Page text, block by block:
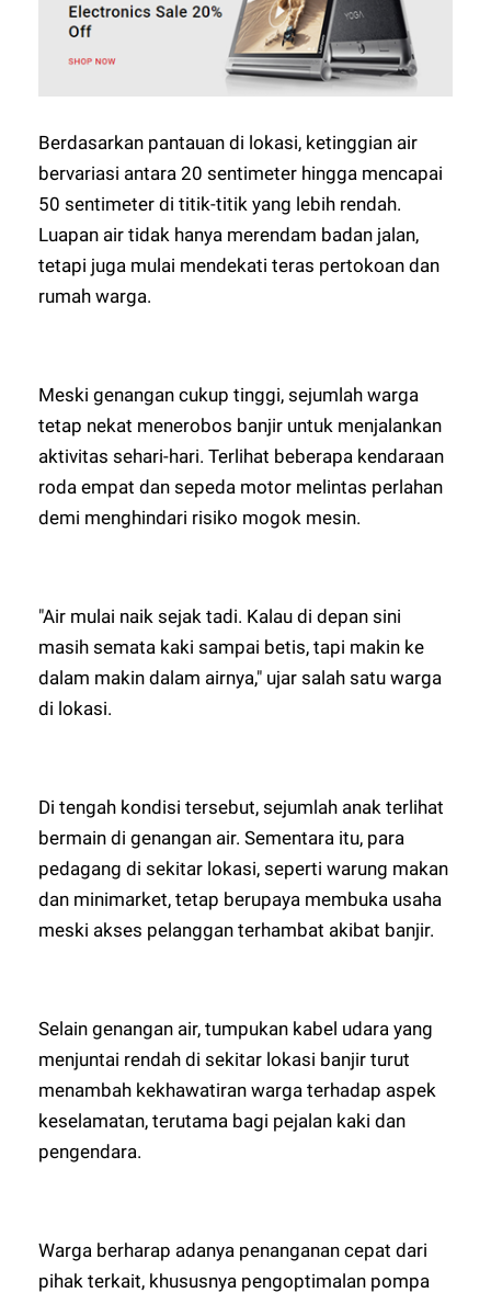
Berdasarkan pantauan di lokasi, ketinggian air
bervariasi antara 20 sentimeter hingga mencapai
50 sentimeter di titik-titik yang lebih rendah.
Luapan air tidak hanya merendam badan jalan,
tetapi juga mulai mendekati teras pertokoan dan
rumah warga.
Meski genangan cukup tinggi, sejumlah warga
tetap nekat menerobos banjir untuk menjalankan
aktivitas sehari-hari. Terlihat beberapa kendaraan
roda empat dan sepeda motor melintas perlahan
demi menghindari risiko mogok mesin.
"Air mulai naik sejak tadi. Kalau di depan sini
masih semata kaki sampai betis, tapi makin ke
dalam makin dalam airnya," ujar salah satu warga
di lokasi.
Di tengah kondisi tersebut, sejumlah anak terlihat
bermain di genangan air. Sementara itu, para
pedagang di sekitar lokasi, seperti warung makan
dan minimarket, tetap berupaya membuka usaha
meski akses pelanggan terhambat akibat banjir.
Selain genangan air, tumpukan kabel udara yang
menjuntai rendah di sekitar lokasi banjir turut
menambah kekhawatiran warga terhadap aspek
keselamatan, terutama bagi pejalan kaki dan
pengendara.
Warga berharap adanya penanganan cepat dari
pihak terkait, khususnya pengoptimalan pompa